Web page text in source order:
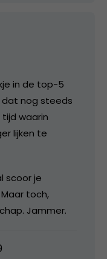
in de top-5
dat nog steeds
waarin
lijken te
scoor je
toch,
Jammer.